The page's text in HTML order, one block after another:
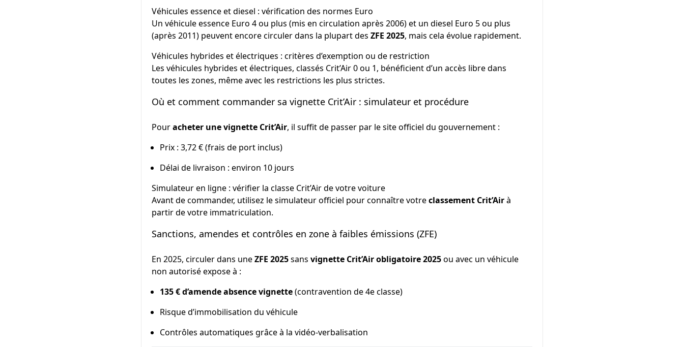
Véhicules essence et diesel : vérification des normes Euro
Un véhicule essence Euro 4 ou plus (mis en circulation après 2006) et un diesel Euro 5 ou plus
(après 2011) peuvent encore circuler dans la plupart desZFE 2025, mais cela évolue rapidement.
Véhicules hybrides et électriques : critères d’exemption ou de restriction
Les véhicules hybrides et électriques, classés Crit’Air 0 ou 1, bénéficient d’un accès libre dans
toutes les zones, même avec les restrictions les plus strictes.
Où et comment commander sa vignette Crit’Air : simulateur et procédure
Pouracheter une vignette Crit’Air, il suffit de passer par le site officiel du gouvernement :
Prix : 3,72 € (frais de port inclus)
Délai de livraison : environ 10 jours
Simulateur en ligne : vérifier la classe Crit’Air de votre voiture
Avant de commander, utilisez le simulateur officiel pour connaître votreclassement Crit’Airà
partir de votre immatriculation.
Sanctions, amendes et contrôles en zone à faibles émissions (ZFE)
En 2025, circuler dans uneZFE 2025sansvignette Crit’Air obligatoire 2025ou avec un véhicule
non autorisé expose à :
135 € d’amende absence vignette(contravention de 4e classe)
Risque d’immobilisation du véhicule
Contrôles automatiques grâce à la vidéo-verbalisation